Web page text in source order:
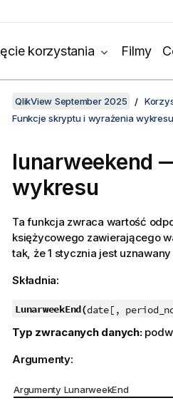
korzystania Filmy
QlikView September 2025
Funkcje skryptu i wyrażenia wykresu
lunarweekend
wykresu
Ta funkcja zwraca wartość
księżycowego zawierającego
tak, że 1 stycznia jest
Składnia:
LunarweekEnd(date[,
Typ zwracanych danych:
Argumenty:
Argumenty LunarweekEnd